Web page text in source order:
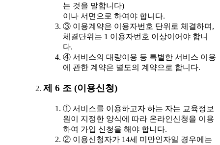
는 것을 말합니다)
이나 서면으로 하여야 합니다.
③ 이용계약은 이용자번호 단위로 체결하며,
체결단위는 1 이용자번호 이상이어야 합니
다.
④ 서비스의 대량이용 등 특별한 서비스 이용
에 관한 계약은 별도의 계약으로 합니다.
제 6 조 (이용신청)
① 서비스를 이용하고자 하는 자는 교육정보
원이 지정한 양식에 따라 온라인신청을 이용
하여 가입 신청을 해야 합니다.
② 이용신청자가 14세 미만인자일 경우에는